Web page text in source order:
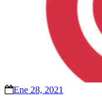
Ene 28, 2021